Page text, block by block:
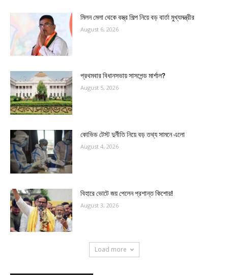
মিলন মেলা থেকে বস্ত্র শিল্প নিয়ে বড় বার্তা মুখ্যমন্ত্রীর
August 6, 2026
প্রথমবার বিধানসভায় সাসপেন্ড মার্শাল?
August 5, 2026
কোভিড টেস্ট দুর্নীতি নিয়ে বড় তথ্য সামনে এলো
August 4, 2026
বিহারে ভোটে জয় পেলেন প্রশান্ত কিশোর!
August 3, 2026
Load more